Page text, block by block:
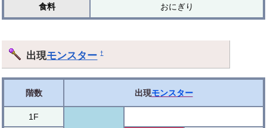
食料 おにぎり
出現モンスター †
階数 出現モンスター
1F